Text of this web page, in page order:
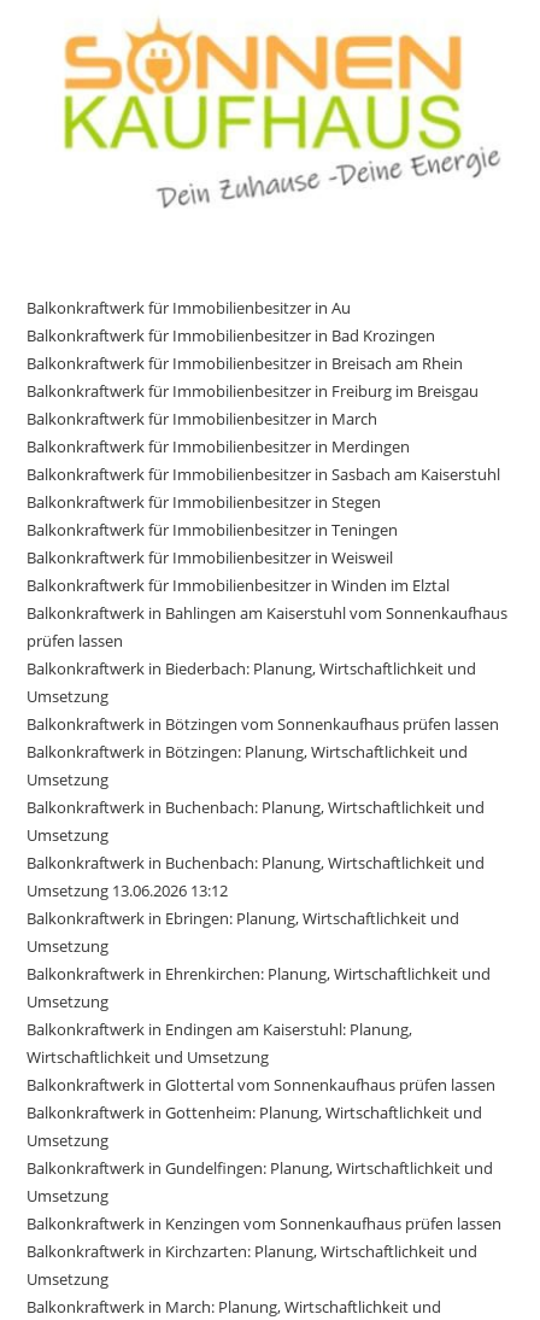
Balkonkraftwerk für Immobilienbesitzer in Au
Balkonkraftwerk für Immobilienbesitzer in Bad Krozingen
Balkonkraftwerk für Immobilienbesitzer in Breisach am Rhein
Balkonkraftwerk für Immobilienbesitzer in Freiburg im Breisgau
Balkonkraftwerk für Immobilienbesitzer in March
Balkonkraftwerk für Immobilienbesitzer in Merdingen
Balkonkraftwerk für Immobilienbesitzer in Sasbach am Kaiserstuhl
Balkonkraftwerk für Immobilienbesitzer in Stegen
Balkonkraftwerk für Immobilienbesitzer in Teningen
Balkonkraftwerk für Immobilienbesitzer in Weisweil
Balkonkraftwerk für Immobilienbesitzer in Winden im Elztal
Balkonkraftwerk in Bahlingen am Kaiserstuhl vom Sonnenkaufhaus
prüfen lassen
Balkonkraftwerk in Biederbach: Planung, Wirtschaftlichkeit und
Umsetzung
Balkonkraftwerk in Bötzingen vom Sonnenkaufhaus prüfen lassen
Balkonkraftwerk in Bötzingen: Planung, Wirtschaftlichkeit und
Umsetzung
Balkonkraftwerk in Buchenbach: Planung, Wirtschaftlichkeit und
Umsetzung
Balkonkraftwerk in Buchenbach: Planung, Wirtschaftlichkeit und
Umsetzung 13.06.2026 13:12
Balkonkraftwerk in Ebringen: Planung, Wirtschaftlichkeit und
Umsetzung
Balkonkraftwerk in Ehrenkirchen: Planung, Wirtschaftlichkeit und
Umsetzung
Balkonkraftwerk in Endingen am Kaiserstuhl: Planung,
Wirtschaftlichkeit und Umsetzung
Balkonkraftwerk in Glottertal vom Sonnenkaufhaus prüfen lassen
Balkonkraftwerk in Gottenheim: Planung, Wirtschaftlichkeit und
Umsetzung
Balkonkraftwerk in Gundelfingen: Planung, Wirtschaftlichkeit und
Umsetzung
Balkonkraftwerk in Kenzingen vom Sonnenkaufhaus prüfen lassen
Balkonkraftwerk in Kirchzarten: Planung, Wirtschaftlichkeit und
Umsetzung
Balkonkraftwerk in March: Planung, Wirtschaftlichkeit und